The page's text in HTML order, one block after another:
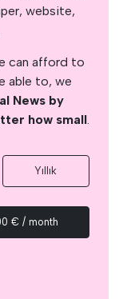
website,
can afford to
able to, we
News by
how small.
Yıllık
€ / month